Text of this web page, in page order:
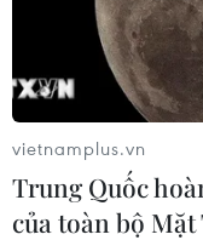
vietnamplus.vn
Trung Quốc
của toàn bộ